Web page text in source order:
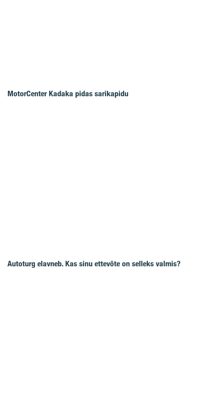
MotorCenter Kadaka pidas sarikapidu
Autoturg elavneb. Kas sinu ettevõte on selleks valmis?